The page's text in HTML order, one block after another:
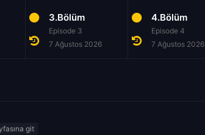
3.Bölüm
Episode 3
7 Ağustos 2026
4.Bölüm
Episode 4
7 Ağustos 2026